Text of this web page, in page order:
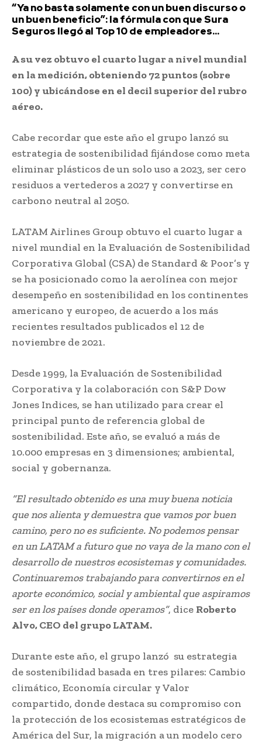
“Ya no basta solamente con un buen discurso o
un buen beneficio”: la fórmula con que Sura
Seguros llegó al Top 10 de empleadores...
A su vez obtuvo el cuarto lugar a nivel mundial
en la medición, obteniendo 72 puntos (sobre
100) y ubicándose en el decil superior del rubro
aéreo.
Cabe recordar que este año el grupo lanzó su
estrategia de sostenibilidad fijándose como meta
eliminar plásticos de un solo uso a 2023, ser cero
residuos a vertederos a 2027 y convertirse en
carbono neutral al 2050.
LATAM Airlines Group obtuvo el cuarto lugar a
nivel mundial en la Evaluación de Sostenibilidad
Corporativa Global (CSA) de Standard & Poor’s y
se ha posicionado como la aerolínea con mejor
desempeño en sostenibilidad en los continentes
americano y europeo, de acuerdo a los más
recientes resultados publicados el 12 de
noviembre de 2021.
Desde 1999, la Evaluación de Sostenibilidad
Corporativa y la colaboración con S&P Dow
Jones Indices, se han utilizado para crear el
principal punto de referencia global de
sostenibilidad. Este año, se evaluó a más de
10.000 empresas en 3 dimensiones; ambiental,
social y gobernanza.
“El resultado obtenido es una muy buena noticia
que nos alienta y demuestra que vamos por buen
camino, pero no es suficiente. No podemos pensar
en un LATAM a futuro que no vaya de la mano con el
desarrollo de nuestros ecosistemas y comunidades.
Continuaremos trabajando para convertirnos en el
aporte económico, social y ambiental que aspiramos
ser en los países donde operamos”, dice Roberto
Alvo, CEO del grupo LATAM.
Durante este año, el grupo lanzó su estrategia
de sostenibilidad basada en tres pilares: Cambio
climático, Economía circular y Valor
compartido, donde destaca su compromiso con
la protección de los ecosistemas estratégicos de
América del Sur, la migración a un modelo cero